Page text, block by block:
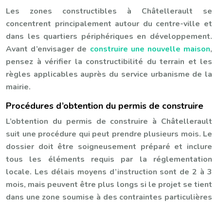
Les zones constructibles à Châtellerault se
concentrent principalement autour du centre-ville et
dans les quartiers périphériques en développement.
Avant d’envisager de construire une nouvelle maison,
pensez à vérifier la constructibilité du terrain et les
règles applicables auprès du service urbanisme de la
mairie.
Procédures d’obtention du permis de construire
L’obtention du permis de construire à Châtellerault
suit une procédure qui peut prendre plusieurs mois. Le
dossier doit être soigneusement préparé et inclure
tous les éléments requis par la réglementation
locale. Les délais moyens d’instruction sont de 2 à 3
mois, mais peuvent être plus longs si le projet se tient
dans une zone soumise à des contraintes particulières